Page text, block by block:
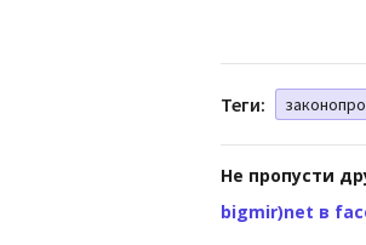
Теги:
Не пропусти
bigmir)net в